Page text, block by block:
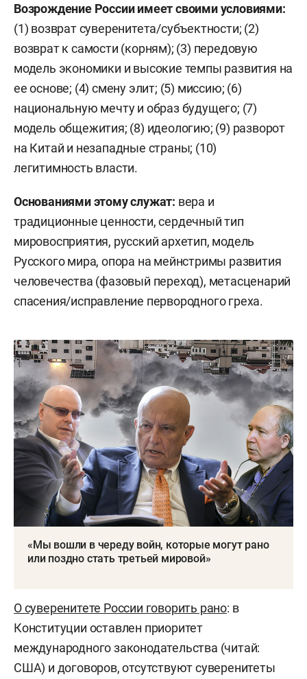
Возрождение России имеет своими условиями:
(1) возврат суверенитета/субъектности; (2)
возврат к самости (корням); (3) передовую
модель экономики и высокие темпы развития на
ее основе; (4) смену элит; (5) миссию; (6)
национальную мечту и образ будущего; (7)
модель общежития; (8) идеологию; (9) разворот
на Китай и незападные страны; (10)
легитимность власти.
Основаниями этому служат: вера и
традиционные ценности, сердечный тип
мировосприятия, русский архетип, модель
Русского мира, опора на мейнстримы развития
человечества (фазовый переход), метасценарий
спасения/исправление первородного греха.
«Мы вошли в череду войн, которые могут рано
или поздно стать третьей мировой»
О суверенитете России говорить рано: в
Конституции оставлен приоритет
международного законодательства (читай:
США) и договоров, отсутствуют суверенитеты